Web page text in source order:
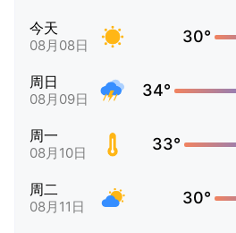
今天
08月08日 30°
周日
08月09日 34°
周一
08月10日 33°
周二
08月11日 30°